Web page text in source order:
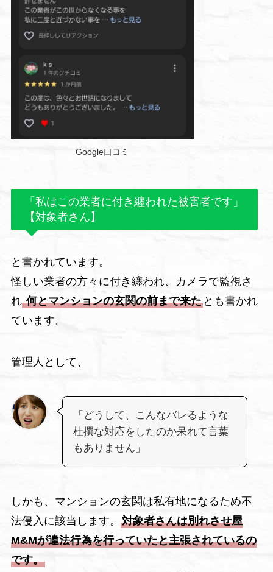
Google口コミ
「私はこの業者に付き纏われた被害者です」
【対象者さん】
と書かれています。
怪しい業者の方々に付き纏われ、カメラで監視さ
れ何とマンションの玄関の前まで来たとも書かれ
ています。
管理人として、
「どうして、こんなバレるような
杜撰な対応をしたのか呆れて言葉
もありません」
しかも、マンションの玄関は私有地になるため不
法侵入に該当します。 対象者さんは別れさせ屋
M&Mが違法行為を行っていたと主張されているの
です。